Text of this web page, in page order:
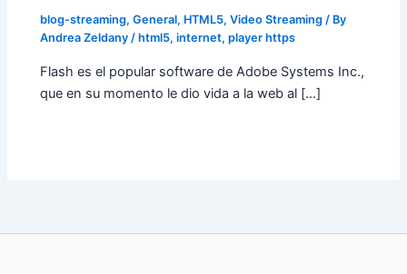
blog-streaming,General, HTML5,Video Streaming / By
Andrea Zeldany /html5,internet,player https
Flash es el popular software de Adobe Systems Inc.,
que en su momento le dio vida a la web al […]